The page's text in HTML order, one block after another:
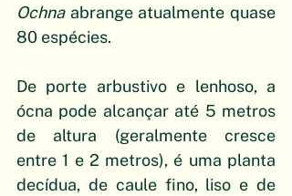
Ochna abrange atualmente quase
80 espécies.
De porte arbustivo e lenhoso, a
ócna pode alcançar até 5 metros
de altura (geralmente cresce
entre 1 e 2 metros), é uma planta
decídua, de caule fino, liso e de